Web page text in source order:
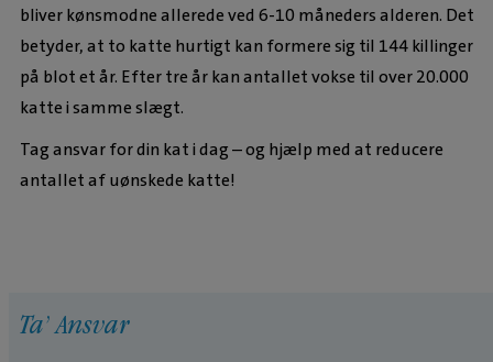
bliver kønsmodne allerede ved 6-10 måneders alderen. Det
betyder, at to katte hurtigt kan formere sig til 144 killinger
på blot et år. Efter tre år kan antallet vokse til over 20.000
katte i samme slægt.
Tag ansvar for din kat i dag – og hjælp med at reducere
antallet af uønskede katte!
Ta’ Ansvar